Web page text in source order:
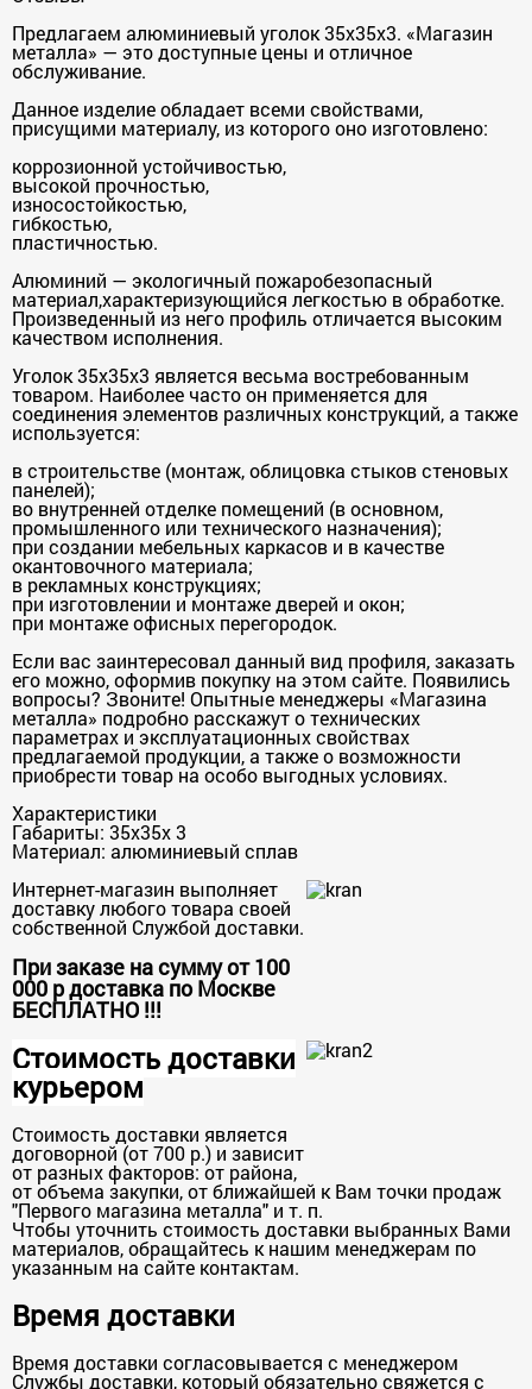
Предлагаем алюминиевый уголок 35х35х3. «Магазин
металла» — это доступные цены и отличное
обслуживание.
Данное изделие обладает всеми свойствами,
присущими материалу, из которого оно изготовлено:
коррозионной устойчивостью,
высокой прочностью,
износостойкостью,
гибкостью,
пластичностью.
Алюминий — экологичный пожаробезопасный
материал,характеризующийся легкостью в обработке.
Произведенный из него профиль отличается высоким
качеством исполнения.
Уголок 35х35х3 является весьма востребованным
товаром. Наиболее часто он применяется для
соединения элементов различных конструкций, а также
используется:
в строительстве (монтаж, облицовка стыков стеновых
панелей);
во внутренней отделке помещений (в основном,
промышленного или технического назначения);
при создании мебельных каркасов и в качестве
окантовочного материала;
в рекламных конструкциях;
при изготовлении и монтаже дверей и окон;
при монтаже офисных перегородок.
Если вас заинтересовал данный вид профиля, заказать
его можно, оформив покупку на этом сайте. Появились
вопросы? Звоните! Опытные менеджеры «Магазина
металла» подробно расскажут о технических
параметрах и эксплуатационных свойствах
предлагаемой продукции, а также о возможности
приобрести товар на особо выгодных условиях.
Характеристики
Габариты: 35х35х 3
Материал: алюминиевый сплав
Интернет-магазин выполняет
доставку любого товара своей
собственной Службой доставки.
При заказе на сумму от 100
000 р доставка по Москве
БЕСПЛАТНО !!!
Стоимость доставки
курьером
Стоимость доставки является
договорной (от 700 р.) и зависит
от разных факторов: от района,
от объема закупки, от ближайшей к Вам точки продаж
"Первого магазина металла" и т. п.
Чтобы уточнить стоимость доставки выбранных Вами
материалов, обращайтесь к нашим менеджерам по
указанным на сайте контактам.
Время доставки
Время доставки согласовывается с менеджером
Службы доставки, который обязательно свяжется с